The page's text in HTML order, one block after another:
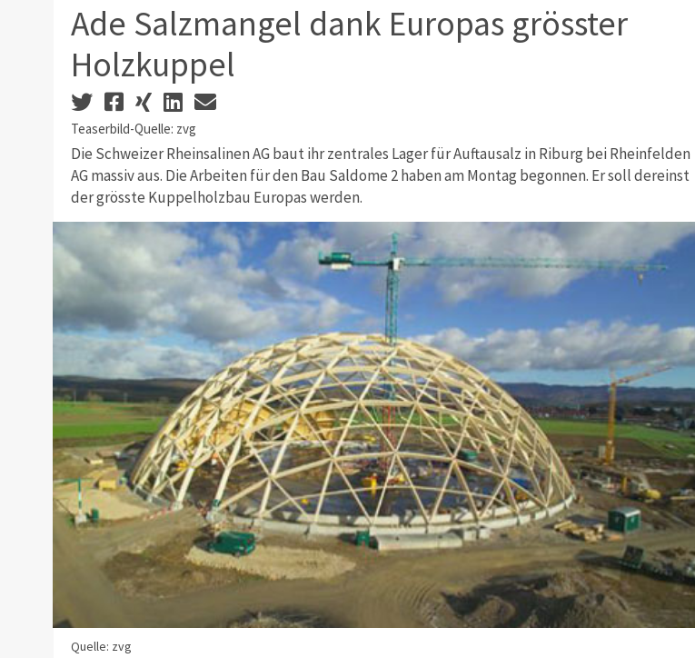
Ade Salzmangel dank Europas grösster
Holzkuppel
Teaserbild-Quelle: zvg
Die Schweizer Rheinsalinen AG baut ihr zentrales Lager für Auftausalz in Riburg bei Rheinfelden
AG massiv aus. Die Arbeiten für den Bau Saldome 2 haben am Montag begonnen. Er soll dereinst
der grösste Kuppelholzbau Europas werden.
Quelle: zvg